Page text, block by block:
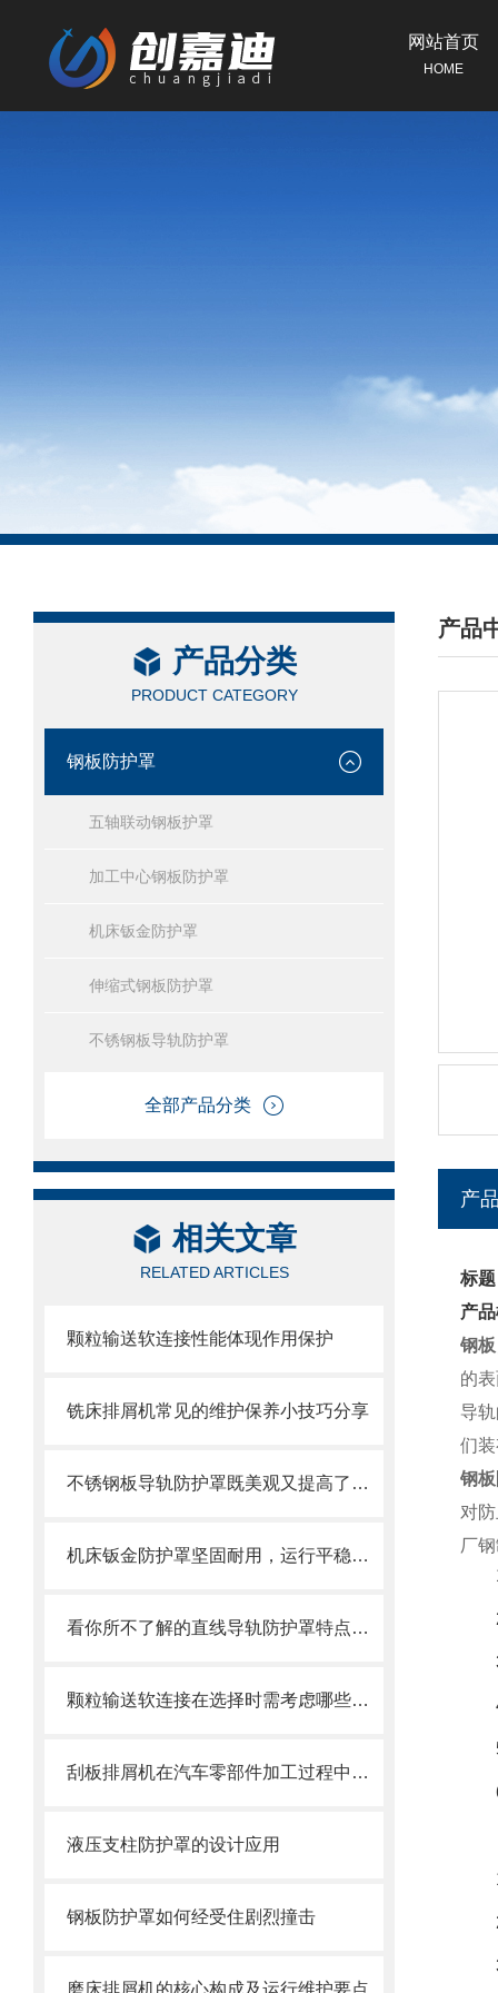
网站首页
HOME
产品分类
PRODUCT CATEGORY
钢板防护罩
五轴联动钢板护罩
加工中心钢板防护罩
机床钣金防护罩
伸缩式钢板防护罩
不锈钢板导轨防护罩
全部产品分类
相关文章
RELATED ARTICLES
颗粒输送软连接性能体现作用保护
铣床排屑机常见的维护保养小技巧分享
不锈钢板导轨防护罩既美观又提高了护板的使用寿命
机床钣金防护罩坚固耐用，运行平稳，噪音小
看你所不了解的直线导轨防护罩特点介绍
颗粒输送软连接在选择时需考虑哪些因素？
刮板排屑机在汽车零部件加工过程中的作用
液压支柱防护罩的设计应用
钢板防护罩如何经受住剧烈撞击
磨床排屑机的核心构成及运行维护要点
产品
/
产
标
产
钢
的
导
们
钢
对
厂